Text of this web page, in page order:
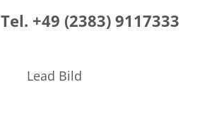
Tel. +49 (2383) 9117333